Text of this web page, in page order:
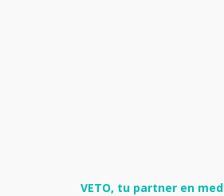
VETO, tu partner en